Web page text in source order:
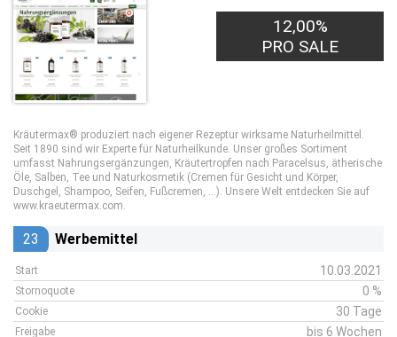
12,00%
PRO SALE
Kräutermax® produziert nach eigener Rezeptur wirksame Naturheilmittel.
Seit 1890 sind wir Experte für Naturheilkunde. Unser großes Sortiment
umfasst Nahrungsergänzungen, Kräutertropfen nach Paracelsus, ätherische
Öle, Salben, Tee und Naturkosmetik (Cremen für Gesicht und Körper,
Duschgel, Shampoo, Seifen, Fußcremen, ...). Unsere Welt entdecken Sie auf
www.kraeutermax.com.
23 Werbemittel
Start 10.03.2021
Stornoquote 0 %
Cookie 30 Tage
Freigabe bis 6 Wochen